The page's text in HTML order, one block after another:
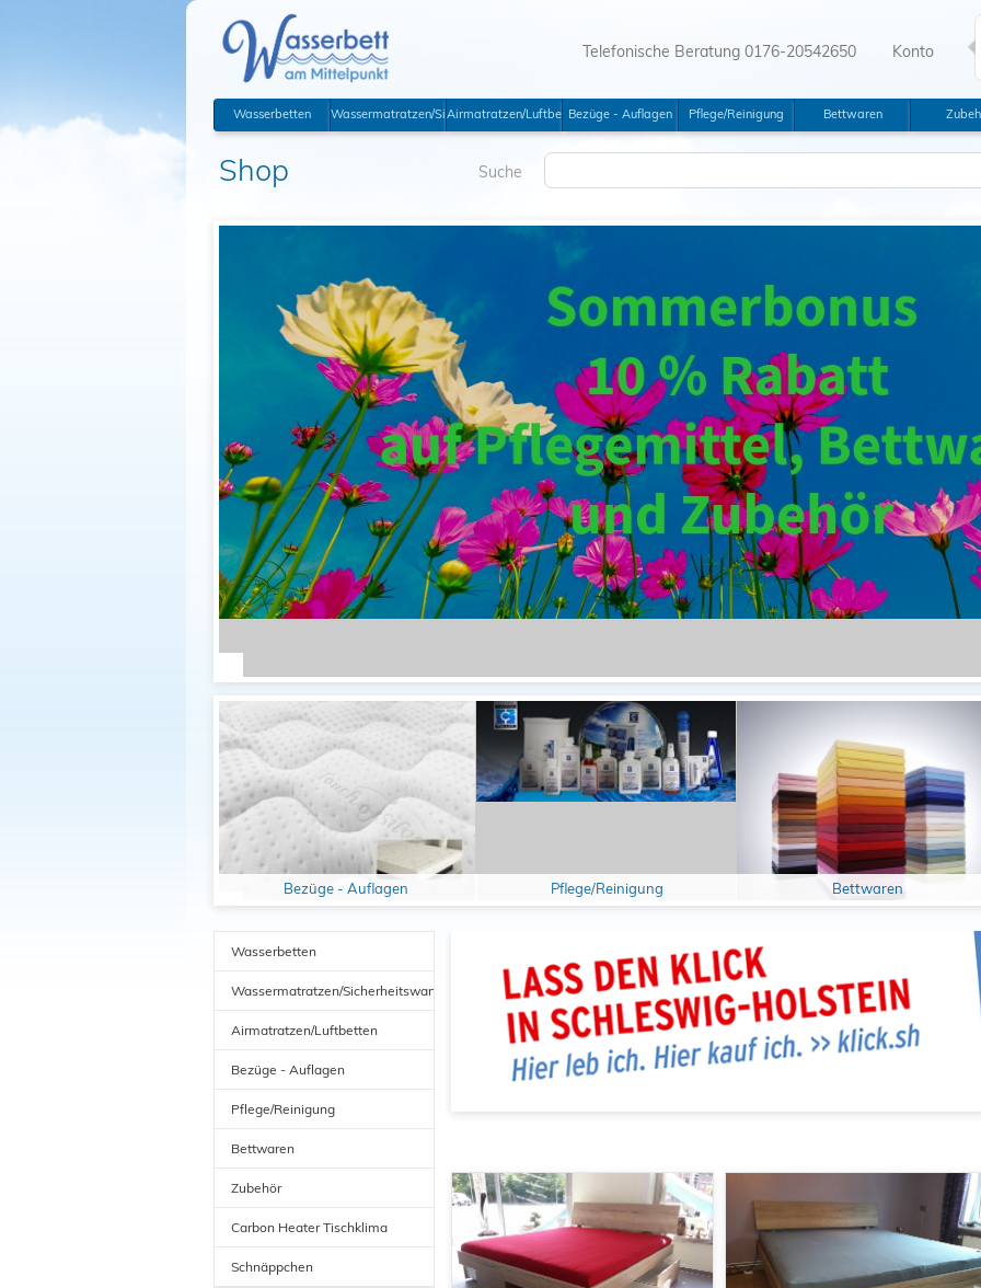
Telefonische Beratung 0176-20542650 Konto
Wasserbetten Wassermatratzen/Sicherheitswannen
Airmatratzen/LuftbettenBezüge - Auflagen Pflege/Reinigung Bettwaren
Shop Suche
10% Sommerbonus
Bezüge - Auflagen Pflege/Reinigung Bettwaren
Wasserbetten
Wassermatratzen/Sicherheitswannen
Airmatratzen/Luftbetten
Bezüge - Auflagen
Pflege/Reinigung
Bettwaren
Zubehör
Carbon Heater Tischklima
Schnäppchen
Schließen